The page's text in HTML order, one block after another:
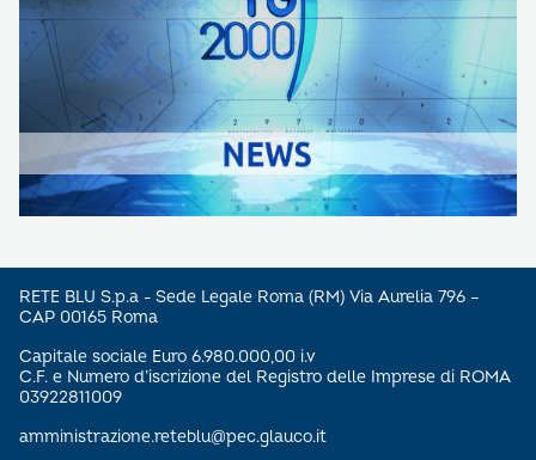
RETE BLU S.p.a - Sede Legale Roma (RM) Via Aurelia 796 –
CAP 00165 Roma
Capitale sociale Euro 6.980.000,00 i.v
C.F. e Numero d’iscrizione del Registro delle Imprese di ROMA
03922811009
amministrazione.reteblu@pec.glauco.it